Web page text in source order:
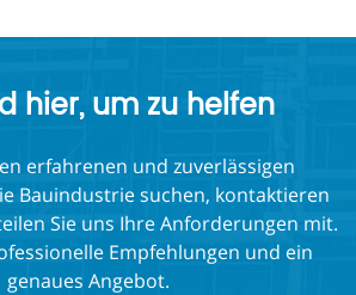
hier, um zu helfen
erfahrenen und zuverlässigen
Bauindustrie suchen, kontaktieren
Sie uns Ihre Anforderungen mit.
Empfehlungen und ein
genaues Angebot.